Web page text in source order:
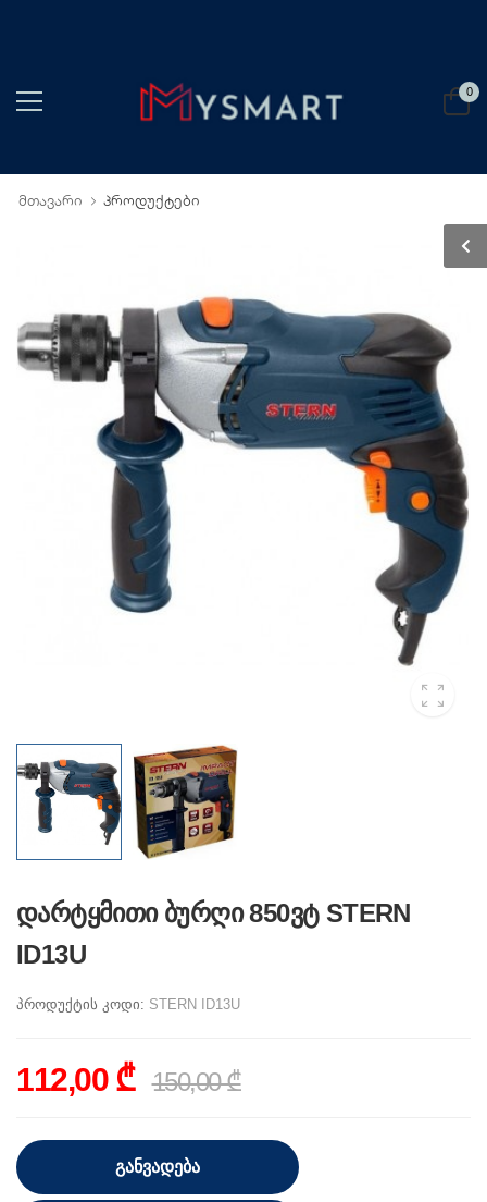
0
მთავარი პროდუქტები
დარტყმითი ბურღი 850ვტ STERN
ID13U
პროდუქტის კოდი: STERN ID13U
112,00 ₾ 150,00 ₾
ᲒᲐᲜᲕᲐᲓᲔᲑᲐ